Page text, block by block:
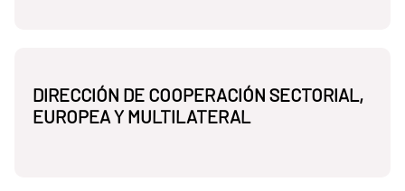
DIRECCIÓN DE COOPERACIÓN SECTORIAL,
EUROPEA Y MULTILATERAL